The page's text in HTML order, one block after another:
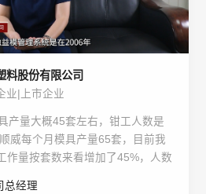
料股份有限公司
业|上市企业
产量大概45套左右，钳工人数是
威每个月模具产量65套，目前我
作量按套数来看增加了45%，人数
总经理